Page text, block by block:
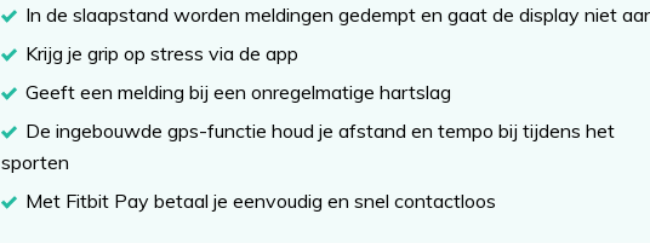
In de slaapstand worden meldingen gedempt en gaat de display niet
Krijg je grip op stress via de app
Geeft een melding bij een onregelmatige hartslag
De ingebouwde gps-functie houd je afstand en tempo bij tijdens het
sporten
Met Fitbit Pay betaal je eenvoudig en snel contactloos